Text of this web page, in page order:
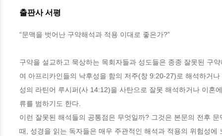
출판사 서평
“문맥을 벗어난 구약해석과 적용 이대로 좋은가?”
구약을 설교하고 묵상하는 목회자들과 성도들은 종종 잘못된 구
여 아프리카인들의 낙후성을 함의 저주(창 9:20-27)로 해석하거
성의 라틴어 루시퍼(사 14:12)을 사탄으로 잘못 해석하거나 이혼
류를 범하기도 한다.
이런 잘못된 해석들의 공통점은 무엇일까? 그것은 본문의 전후
때, 성경을 읽는 독자들은 매우 주관적인 해석과 적용의 위험성